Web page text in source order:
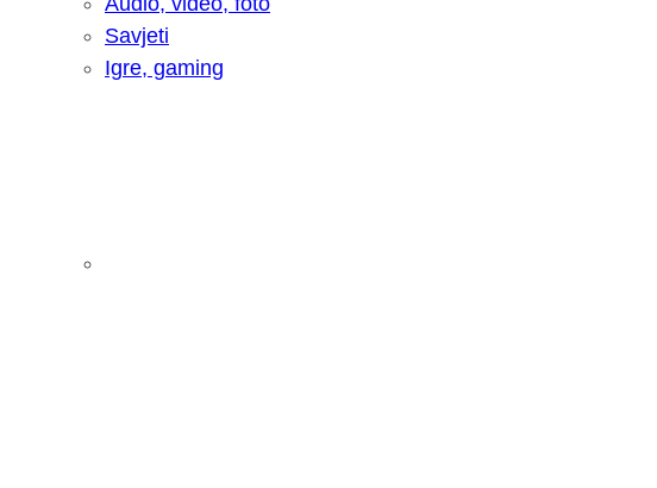
Savjeti
Igre, gaming